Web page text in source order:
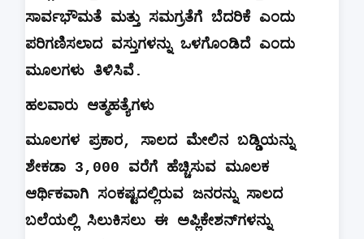
ಸಾರ್ವಭೌಮತೆ ಮತ್ತು ಸಮಗ್ರತೆಗೆ ಬೆದರಿಕೆ ಎಂದು
ಪರಿಗಣಿಸಲಾದ ವಸ್ತುಗಳನ್ನು ಒಳಗೊಂಡಿದೆ ಎಂದು
ಮೂಲಗಳು ತಿಳಿಸಿವೆ .
ಹಲವಾರು ಆತ್ಮಹತ್ಯೆಗಳು
ಮೂಲಗಳ ಪ್ರಕಾರ, ಸಾಲದ ಮೇಲಿನ ಬಡ್ಡಿಯನ್ನು
ಶೇಕಡಾ 3,000 ವರೆಗೆ ಹೆಚ್ಚಿಸುವ ಮೂಲಕ
ಆರ್ಥಿಕವಾಗಿ ಸಂಕಷ್ಟದಲ್ಲಿರುವ ಜನರನ್ನು ಸಾಲದ
ಬಲೆಯಲ್ಲಿ ಸಿಲುಕಿಸಲು ಈ ಅಪ್ಲಿಕೇಶನ್‌ಗಳನ್ನು